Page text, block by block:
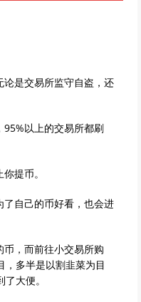
是交易所监守自盗，还
以上的交易所都刷
提币。
自己的币好看，也会进
，而前往小交易所购
，多半是以割韭菜为目
大便。